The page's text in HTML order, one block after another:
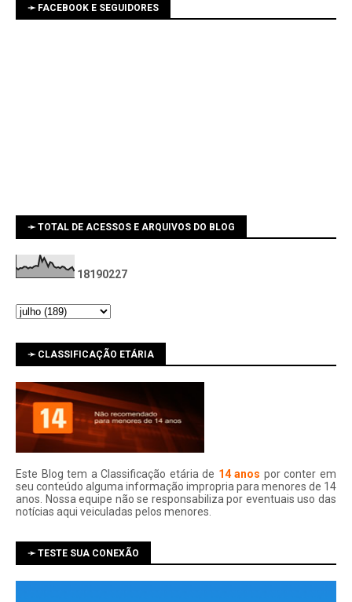
➛ FACEBOOK E SEGUIDORES
➛ TOTAL DE ACESSOS E ARQUIVOS DO BLOG
18190227
➛ CLASSIFICAÇÃO ETÁRIA
Este Blog tem a Classificação etária de 14 anos por conter em
seu conteúdo alguma informação impropria para menores de 14
anos. Nossa equipe não se responsabiliza por eventuais uso das
notí­cias aqui veiculadas pelos menores.
➛ TESTE SUA CONEXÃO